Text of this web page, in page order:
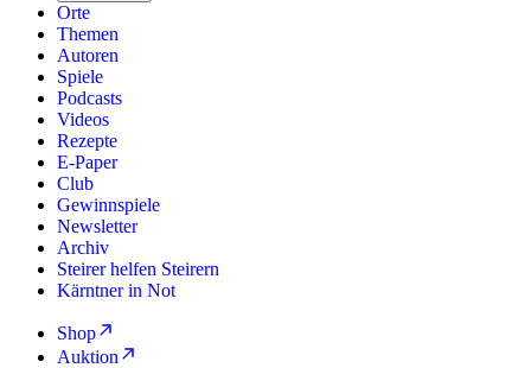
Orte
Themen
Autoren
Spiele
Podcasts
Videos
Rezepte
E-Paper
Club
Gewinnspiele
Newsletter
Archiv
Steirer helfen Steirern
Kärntner in Not
Shop
Auktion